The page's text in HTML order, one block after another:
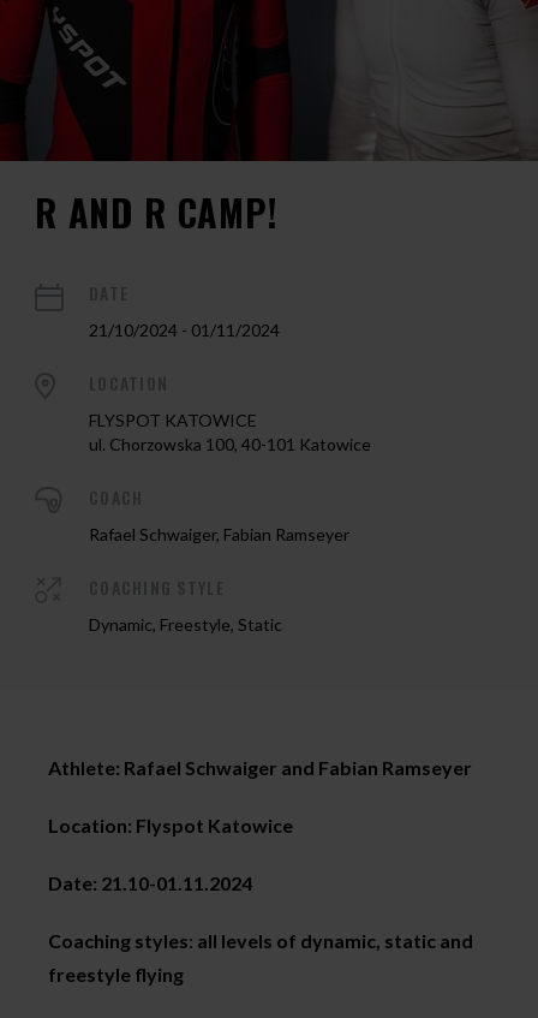
R AND R CAMP!
21/10/2024 - 01/11/2024
FLYSPOT KATOWICE
ul. Chorzowska 100, 40-101 Katowice
Rafael Schwaiger, Fabian Ramseyer
Dynamic, Freestyle, Static
Athlete: Rafael Schwaiger and Fabian Ramseyer
Location: Flyspot Katowice
Date: 21.10-01.11.2024
Coaching styles: all levels of dynamic, static and
freestyle flying